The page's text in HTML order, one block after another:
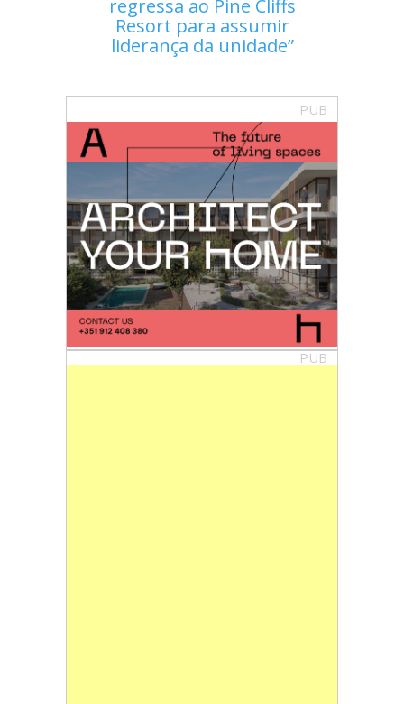
regressa ao Pine Cliffs
Resort para assumir
liderança da unidade
PUB
PUB